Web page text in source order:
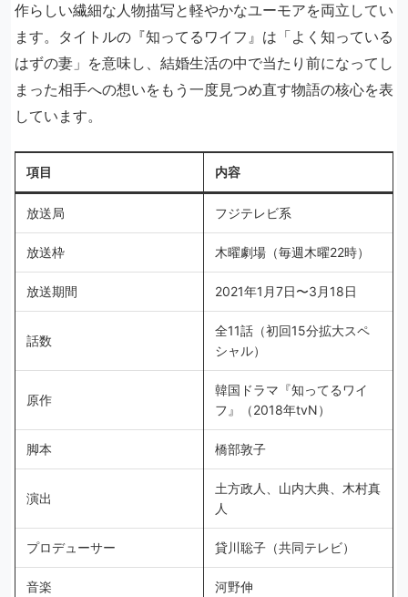
作らしい繊細な人物描写と軽やかなユーモアを両立してい
ます。タイトルの『知ってるワイフ』は「よく知っている
はずの妻」を意味し、結婚生活の中で当たり前になってし
まった相手への想いをもう一度見つめ直す物語の核心を表
しています。
項目 内容
放送局 フジテレビ系
放送枠 木曜劇場（毎週木曜22時）
放送期間 2021年1月7日〜3月18日
話数
全11話（初回15分拡大スペ
シャル）
原作
韓国ドラマ『知ってるワイ
フ』（2018年tvN）
脚本 橋部敦子
演出
土方政人、山内大典、木村真
人
プロデューサー 貸川聡子（共同テレビ）
音楽 河野伸